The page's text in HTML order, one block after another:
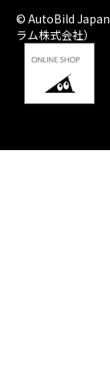
© AutoBild Japan
ラム株式会社）